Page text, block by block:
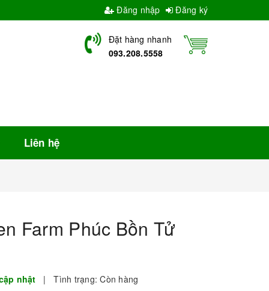
Đăng nhập Đăng ký
Đặt hàng nhanh
093.208.5558
Liên hệ
Farm Phúc Bồn Tử
nhật | Tình trạng: Còn hàng